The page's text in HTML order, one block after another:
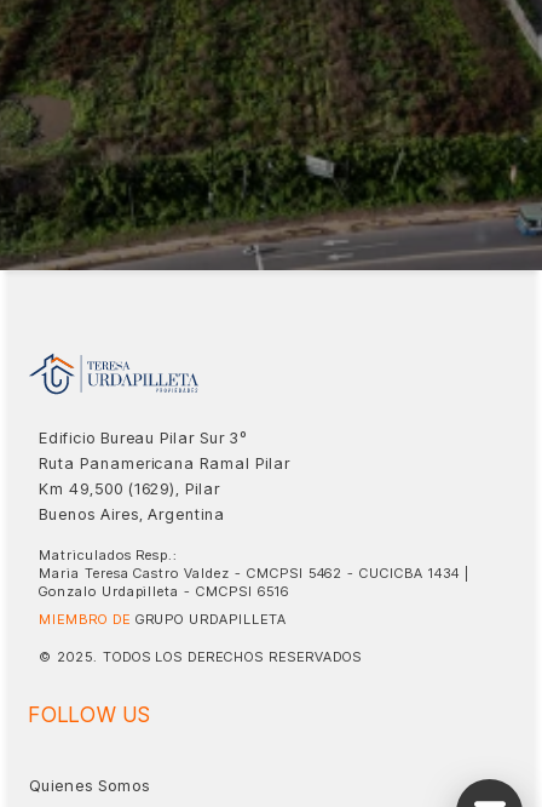
Edificio Bureau Pilar Sur 3º
Ruta Panamericana Ramal Pilar
Km 49,500 (1629), Pilar
Buenos Aires, Argentina
Matriculados Resp.:
Maria Teresa Castro Valdez - CMCPSI 5462 - CUCICBA 1434 |
Gonzalo Urdapilleta - CMCPSI 6516
MIEMBRO DE GRUPO URDAPILLETA
© 2025. TODOS LOS DERECHOS RESERVADOS
FOLLOW US
Quienes Somos